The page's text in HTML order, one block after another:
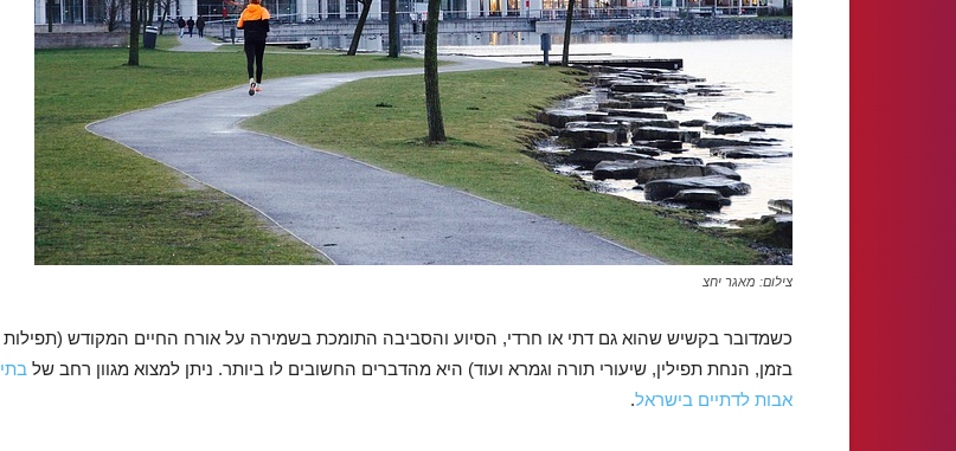
צילום: מאגר יחצ
כשמדובר בקשיש שהוא גם דתי או חרדי, הסיוע והסביבה התומכת בשמירה על אורח החיים המקודש (תפילות
בזמן, הנחת תפילין, שיעורי תורה וגמרא ועוד) היא מהדברים החשובים לו ביותר. ניתן למצוא מגוון רחב של בתי
אבות לדתיים בישראל.